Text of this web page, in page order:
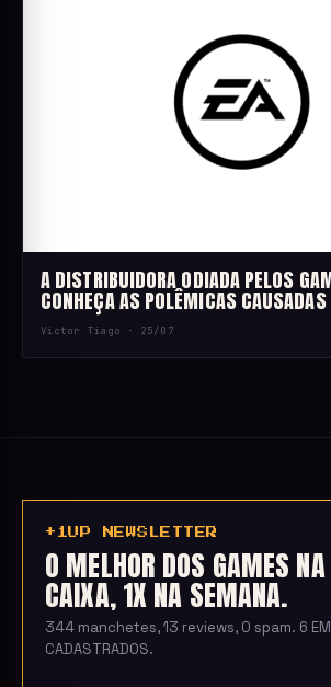
A DISTRIBUIDORA ODIADA PELOS
CONHEÇA AS POLÊMICAS CAUSADAS
Victor Tiago · 25/07
+1UP NEWSLETTER
O MELHOR DOS GAMES
CAIXA, 1X NA SEMANA.
344 manchetes, 13 reviews, 0 spam. 6
CADASTRADOS.